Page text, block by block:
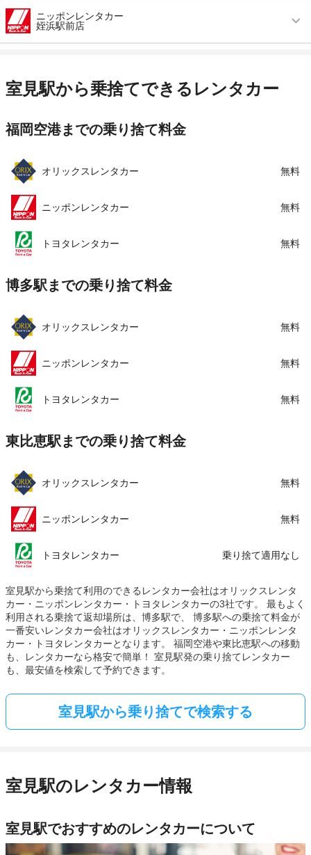
住所 福岡市早良区小田部３－１－６
この店舗でレンタカーを探す
営業時間 毎日 08:00 ～ 20:00
アクセス 橋本駅より車で約6分（送迎なし）
店舗詳細 店舗詳細ページはこちら
ニッポンレンタカー
姪浜駅前店
アクセス 姪浜駅より徒歩で約3分（送迎なし）
店舗詳細 店舗詳細ページはこちら
室見駅から乗捨てできるレンタカー
福岡空港までの乗り捨て料金
オリックスレンタカー 無料
ニッポンレンタカー 無料
トヨタレンタカー 無料
博多駅までの乗り捨て料金
オリックスレンタカー 無料
ニッポンレンタカー 無料
トヨタレンタカー 無料
東比恵駅までの乗り捨て料金
オリックスレンタカー 無料
ニッポンレンタカー 無料
トヨタレンタカー 乗り捨て適用なし
室見駅から乗捨て利用のできるレンタカー会社はオリックスレンタ
カー・ニッポンレンタカー・トヨタレンタカーの3社です。 最もよく
利用される乗捨て返却場所は、博多駅で、 博多駅への乗捨て料金が
一番安いレンタカー会社はオリックスレンタカー・ニッポンレンタ
カー・トヨタレンタカーとなります。 福岡空港や東比恵駅への移動
も、レンタカーなら格安で簡単！ 室見駅発の乗り捨てレンタカー
も、最安値を検索して予約できます。
室見駅から乗り捨てで検索する
室見駅のレンタカー情報
室見駅でおすすめのレンタカーについて